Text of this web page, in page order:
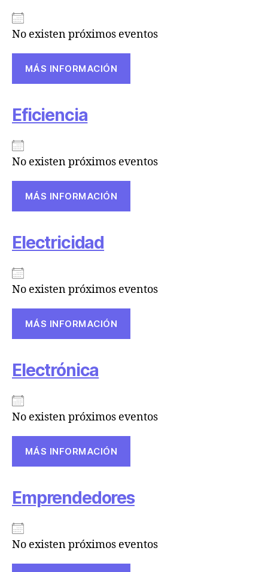
No existen próximos eventos
MÁS INFORMACIÓN
Eficiencia
No existen próximos eventos
MÁS INFORMACIÓN
Electricidad
No existen próximos eventos
MÁS INFORMACIÓN
Electrónica
No existen próximos eventos
MÁS INFORMACIÓN
Emprendedores
No existen próximos eventos